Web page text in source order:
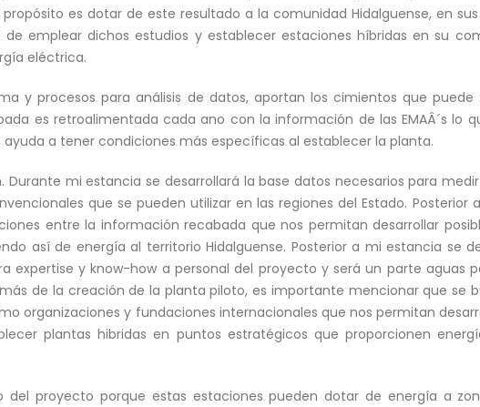
es dotar de este resultado a la comunidad Hidalguense, en
emplear dichos estudios y establecer estaciones híbridas en su
eléctrica.
y procesos para análisis de datos, aportan los cimientos que
es retroalimentada cada ano con la información de las EMAÂ´s lo
a tener condiciones más específicas al establecer la planta.
mi estancia se desarrollará la base datos necesarios para
que se pueden utilizar en las regiones del Estado. Posterior
entre la información recabada que nos permitan desarrollar
así de energía al territorio Hidalguense. Posterior a mi estancia se
expertise y know-how a personal del proyecto y será un parte aguas
de la creación de la planta piloto, es importante mencionar que se
organizaciones y fundaciones internacionales que nos permitan
plantas hibridas en puntos estratégicos que proporcionen
del proyecto porque estas estaciones pueden dotar de energía a